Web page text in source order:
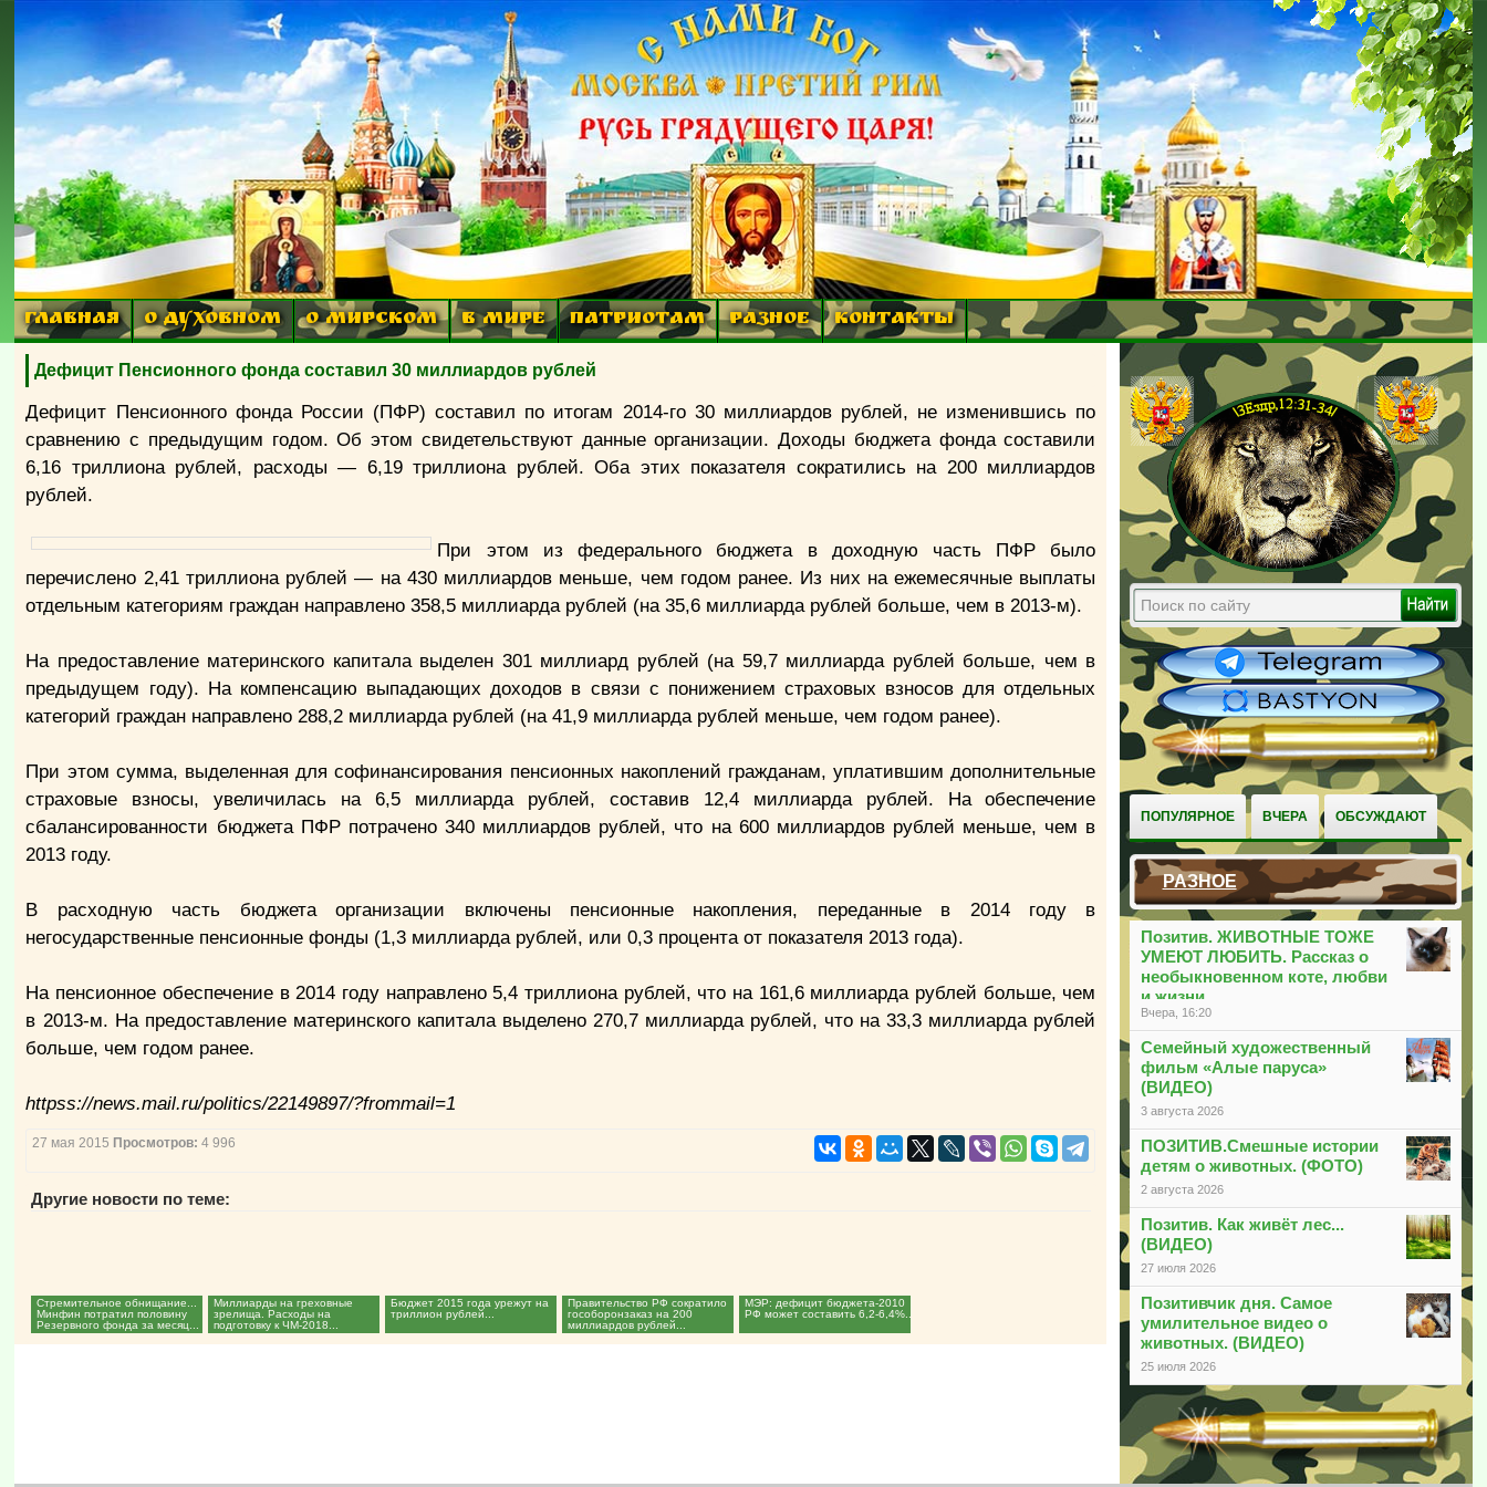
ГЛАВНАЯ О ДУХОВНОМ О МИРСКОМ В МИРЕ ПАТРИОТАМ РАЗНОЕ КОНТАКТЫ
ПОПУЛЯРНОЕ ВЧЕРА ОБСУЖДАЮТ
РАЗНОЕ
Позитив. ЖИВОТНЫЕ ТОЖЕ
УМЕЮТ ЛЮБИТЬ. Рассказ о
необыкновенном коте, любви
и жизни
Вчера, 16:20
Семейный художественный
фильм «Алые паруса»
(ВИДЕО)
3 августа 2026
ПОЗИТИВ.Смешные истории
детям о животных. (ФОТО)
2 августа 2026
Позитив. Как живёт лес...
(ВИДЕО)
27 июля 2026
Позитивчик дня. Самое
умилительное видео о
животных. (ВИДЕО)
25 июля 2026
Дефицит Пенсионного фонда составил 30 миллиардов рублей
Дефицит Пенсионного фонда России (ПФР) составил по итогам 2014-го 30 миллиардов рублей, не изменившись по
сравнению с предыдущим годом. Об этом свидетельствуют данные организации. Доходы бюджета фонда составили
6,16 триллиона рублей, расходы — 6,19 триллиона рублей. Оба этих показателя сократились на 200 миллиардов
рублей.
При этом из федерального бюджета в доходную часть ПФР было
перечислено 2,41 триллиона рублей — на 430 миллиардов меньше, чем годом ранее. Из них на ежемесячные выплаты
отдельным категориям граждан направлено 358,5 миллиарда рублей (на 35,6 миллиарда рублей больше, чем в 2013-м).
На предоставление материнского капитала выделен 301 миллиард рублей (на 59,7 миллиарда рублей больше, чем в
предыдущем году). На компенсацию выпадающих доходов в связи с понижением страховых взносов для отдельных
категорий граждан направлено 288,2 миллиарда рублей (на 41,9 миллиарда рублей меньше, чем годом ранее).
При этом сумма, выделенная для софинансирования пенсионных накоплений гражданам, уплатившим дополнительные
страховые взносы, увеличилась на 6,5 миллиарда рублей, составив 12,4 миллиарда рублей. На обеспечение
сбалансированности бюджета ПФР потрачено 340 миллиардов рублей, что на 600 миллиардов рублей меньше, чем в
2013 году.
В расходную часть бюджета организации включены пенсионные накопления, переданные в 2014 году в
негосударственные пенсионные фонды (1,3 миллиарда рублей, или 0,3 процента от показателя 2013 года).
На пенсионное обеспечение в 2014 году направлено 5,4 триллиона рублей, что на 161,6 миллиарда рублей больше, чем
в 2013-м. На предоставление материнского капитала выделено 270,7 миллиарда рублей, что на 33,3 миллиарда рублей
больше, чем годом ранее.
httpss://news.mail.ru/politics/22149897/?frommail=1
27 мая 2015 Просмотров: 4 996
Другие новости по теме:
Стремительное обнищание...
Минфин потратил половину
Резервного фонда за месяц...
Миллиарды на греховные
зрелища. Расходы на
подготовку к ЧМ-2018...
Бюджет 2015 года урежут на
триллион рублей...
Правительство РФ сократило
гособоронзаказ на 200
миллиардов рублей...
МЭР: дефицит бюджета-2010
РФ может составить 6,2-6,4%...